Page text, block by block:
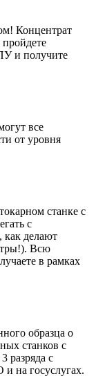
Концентрат
пройдете
и получите
все
от уровня
станке с
с
как делают
Всю
в рамках
образца о
станков с
разряда с
на госуслугах.